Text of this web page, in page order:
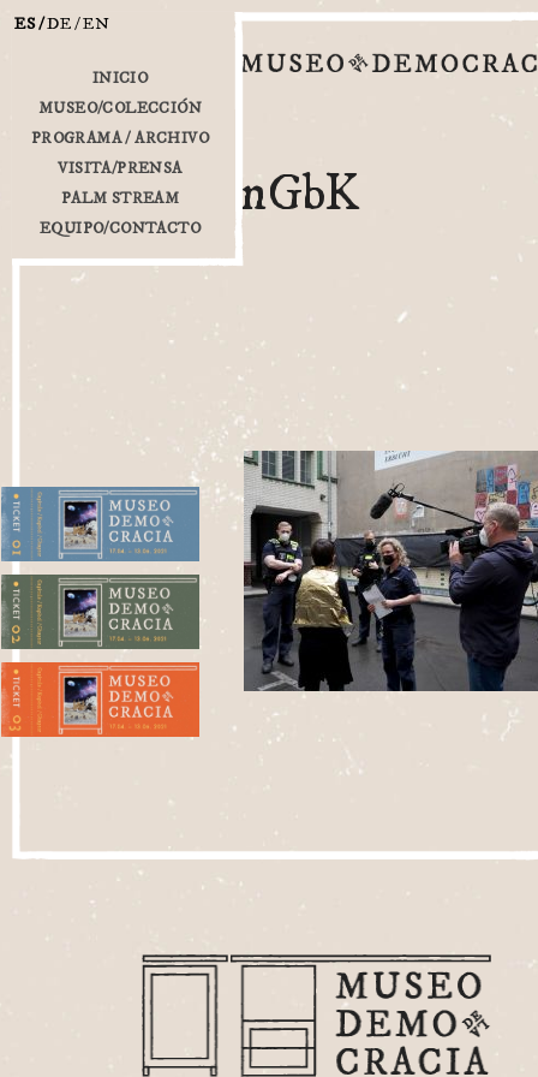
1. Plaza del Kiosco
2. Departamento de Oportunismos y
Oportunidades
ES DE EN
INICIO
MUSEO/COLECCIÓN
PROGRAMA / ARCHIVO
VISITA/PRENSA
PALM STREAM
EQUIPO/CONTACTO
nGbK